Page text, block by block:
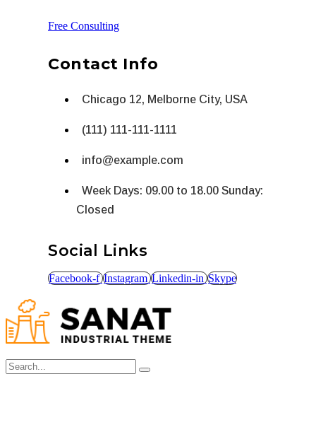
Free Consulting
Contact Info
Chicago 12, Melborne City, USA
(111) 111-111-1111
info@example.com
Week Days: 09.00 to 18.00 Sunday:
Closed
Social Links
Facebook-f Instagram Linkedin-in Skype